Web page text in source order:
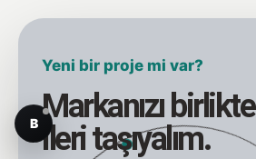
B
Yeni bir proje mi var?
Markanızı
ileri taşıyalım.